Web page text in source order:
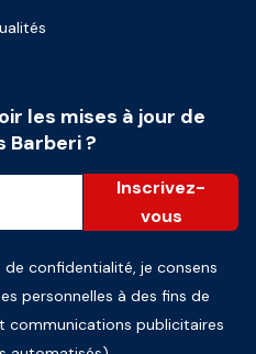
les mises à jour de
Barberi ?
Inscrivez-
vous
de confidentialité, je consens
personnelles à des fins de
communications publicitaires